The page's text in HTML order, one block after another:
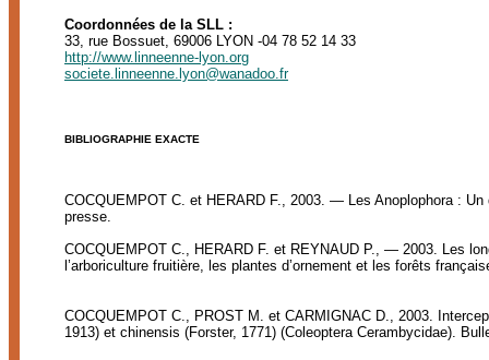
Coordonnées de la SLL :
33, rue Bossuet, 69006 LYON -04 78 52 14 33
http://www.linneenne-lyon.org
societe.linneenne.lyon@wanadoo.fr
BIBLIOGRAPHIE EXACTE
COCQUEMPOT C. et HERARD F., 2003. — Les Anoplophora :
presse.
COCQUEMPOT C., HERARD F. et REYNAUD P., — 2003. Les
l’arboriculture fruitière, les plantes d’ornement et les forêts
COCQUEMPOT C., PROST M. et CARMIGNAC D., 2003.
1913) et chinensis (Forster, 1771) (Coleoptera Cerambycidae).